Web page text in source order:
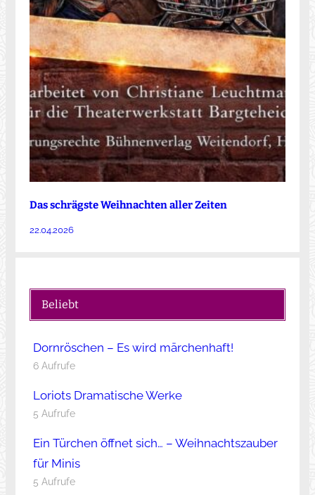
Das schrägste Weihnachten aller Zeiten
22.04.2026
Beliebt
Dornröschen – Es wird märchenhaft!
6 Aufrufe
Loriots Dramatische Werke
5 Aufrufe
Ein Türchen öffnet sich… – Weihnachtszauber
für Minis
5 Aufrufe